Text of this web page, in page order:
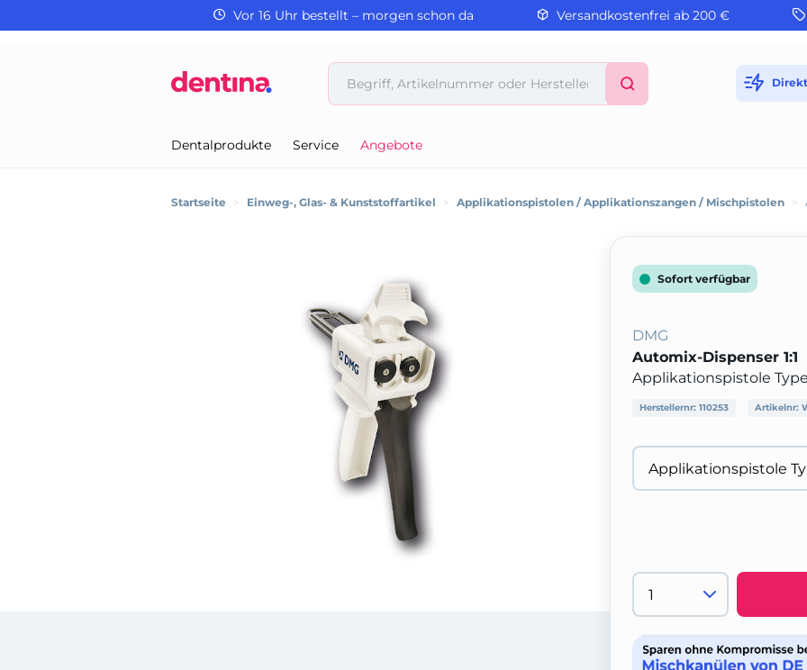
Vor 16 Uhr bestellt – morgen schon da Versandkostenfrei ab 200 €
Dentalprodukte Service Angebote
Startseite > Einweg-, Glas- & Kunststoffartikel > Applikationspistolen / Applikationszangen / Mischpistolen >
Sofort verfügbar
DMG
Automix-Dispenser 1:1
Applikationspistole
Herstellernr: 110253 Artikelnr: